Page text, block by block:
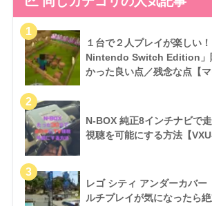
１台で２人プレイが楽しい
Nintendo Switch Edition」
かった良い点／残念な点【マ
N-BOX 純正8インチナビで
視聴を可能にする方法【
レゴ シティ アンダーカバ
ルチプレイが気になったら